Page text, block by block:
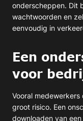
onderscheppen. Dit
wachtwoorden en
eenvoudig in
Een
voor
Vooral
groot risico. Een
downloaden van